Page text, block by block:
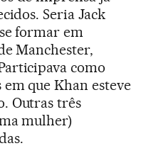
Seria Jack
formar em
Manchester,
como
que Khan esteve
Outras três
mulher)